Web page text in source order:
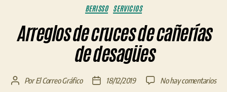
Categorías
BERISSO SERVICIOS
Arreglos de cruces de cañerías
de desagües
AutorPorEl Correo Gráfico
Fecha18/12/2019 No hay comentariosen